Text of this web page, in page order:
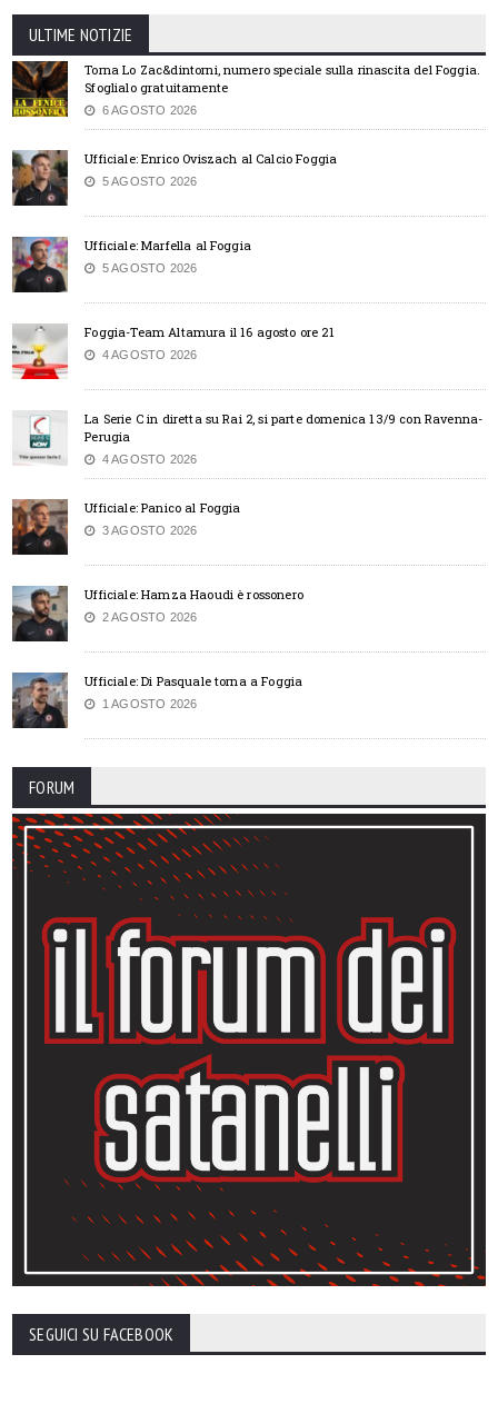
ULTIME NOTIZIE
Torna Lo Zac&dintorni, numero speciale sulla rinascita del Foggia.
Sfoglialo gratuitamente
6 AGOSTO 2026
Ufficiale: Enrico Oviszach al Calcio Foggia
5 AGOSTO 2026
Ufficiale: Marfella al Foggia
5 AGOSTO 2026
Foggia-Team Altamura il 16 agosto ore 21
4 AGOSTO 2026
La Serie C in diretta su Rai 2, si parte domenica 13/9 con Ravenna-
Perugia
4 AGOSTO 2026
Ufficiale: Panico al Foggia
3 AGOSTO 2026
Ufficiale: Hamza Haoudi è rossonero
2 AGOSTO 2026
Ufficiale: Di Pasquale torna a Foggia
1 AGOSTO 2026
FORUM
SEGUICI SU FACEBOOK